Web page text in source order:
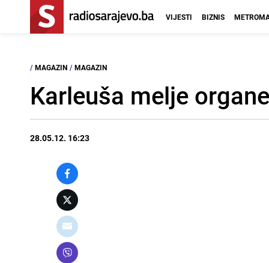
VIJESTI BIZNIS
/ MAGAZIN / MAGAZIN
Karleuša melje
28.05.12. 16:23